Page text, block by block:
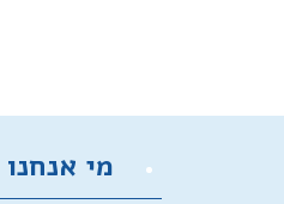
מי אנחנו